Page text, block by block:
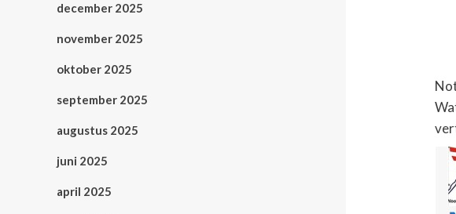
december 2025
november 2025
oktober 2025
september 2025
augustus 2025
juni 2025
april 2025